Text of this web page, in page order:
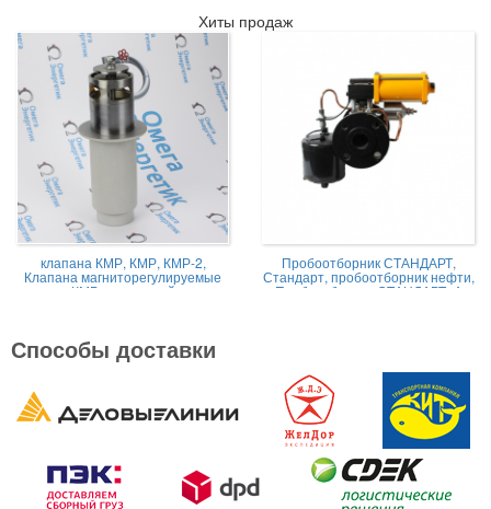
Хиты продаж
клапана КМР, КМР, КМР-2,
Клапана магниторегулируемые
КМР жидкостной
Пробоотборник СТАНДАРТ,
Стандарт, пробоотборник нефти,
Пробоотборник СТАНДАРТ -А
Способы доставки